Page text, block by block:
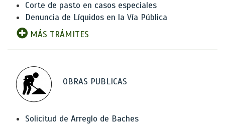
Corte de pasto en casos especiales
Denuncia de Líquidos en la Vía Pública
MÁS TRÁMITES
OBRAS PUBLICAS
Solicitud de Arreglo de Baches